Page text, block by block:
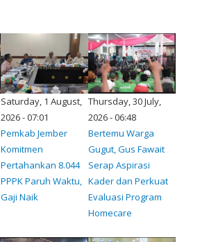
Saturday, 1 August,
2026 - 07:01
Pemkab Jember
Komitmen
Pertahankan 8.044
PPPK Paruh Waktu,
Gaji Naik
Thursday, 30 July,
2026 - 06:48
Bertemu Warga
Gugut, Gus Fawait
Serap Aspirasi
Kader dan Perkuat
Evaluasi Program
Homecare